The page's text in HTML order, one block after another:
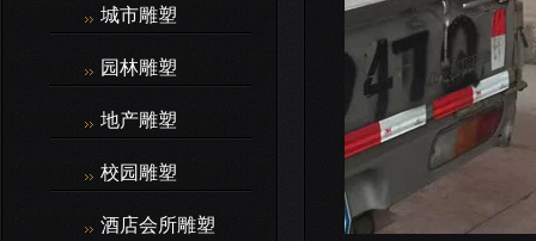
城市雕塑
园林雕塑
地产雕塑
校园雕塑
酒店会所雕塑